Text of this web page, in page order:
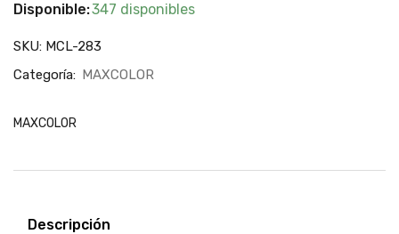
Disponible:347 disponibles
SKU: MCL-283
Categoría: MAXCOLOR
MAXCOLOR
Descripción